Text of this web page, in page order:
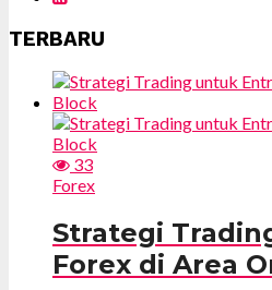
TERBARU
33
Forex
Strategi
Forex di Area